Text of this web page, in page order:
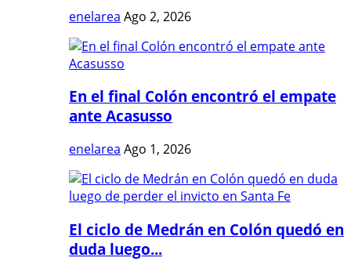
enelarea Ago 2, 2026
En el final Colón encontró el empate
ante Acasusso
enelarea Ago 1, 2026
El ciclo de Medrán en Colón quedó en
duda luego...